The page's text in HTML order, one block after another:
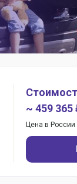
~ 459 365
Цена в России